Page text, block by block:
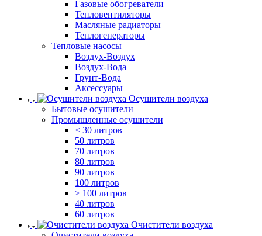
Газовые обогреватели
Тепловентиляторы
Масляные радиаторы
Теплогенераторы
Тепловые насосы
Воздух-Воздух
Воздух-Вода
Грунт-Вода
Аксессуары
Осушители воздуха
Бытовые осушители
Промышленные осушители
< 30 литров
50 литров
70 литров
80 литров
90 литров
100 литров
> 100 литров
40 литров
60 литров
Очистители воздуха